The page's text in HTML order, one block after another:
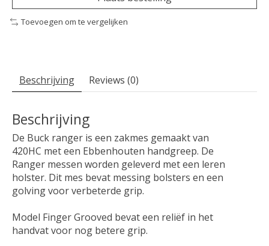
Toevoegen om te vergelijken
Beschrijving Reviews (0)
Beschrijving
De Buck ranger is een zakmes gemaakt van
420HC met een Ebbenhouten handgreep. De
Ranger messen worden geleverd met een leren
holster. Dit mes bevat messing bolsters en een
golving voor verbeterde grip.
Model Finger Grooved bevat een reliëf in het
handvat voor nog betere grip.